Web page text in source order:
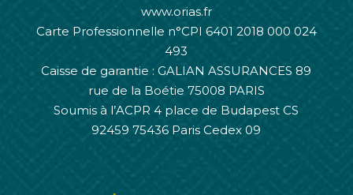
www.orias.fr
Carte Professionnelle n°CPI 6401 2018 000 024
493
Caisse de garantie : GALIAN ASSURANCES 89
rue de la Boétie 75008 PARIS
Soumis à l’ACPR 4 place de Budapest CS
92459 75436 Paris Cedex 09